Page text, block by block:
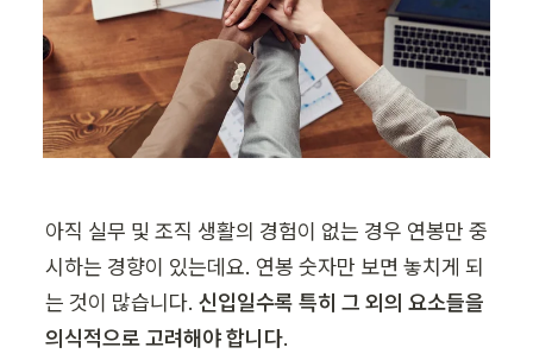
아직 실무 및 조직 생활의 경험이 없는 경우 연봉만 중
시하는 경향이 있는데요. 연봉 숫자만 보면 놓치게 되
는 것이 많습니다. 신입일수록 특히 그 외의 요소들을
의식적으로 고려해야 합니다.